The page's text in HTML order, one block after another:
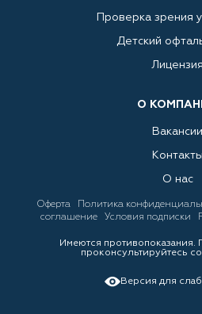
Проверка зрения
Детский
Лицензия
О
Вакансии
Контакты
О нас
Оферта Политика
соглашение
Условия подписки
Имеются противопоказания.
проконсультируйтесь
Версия для